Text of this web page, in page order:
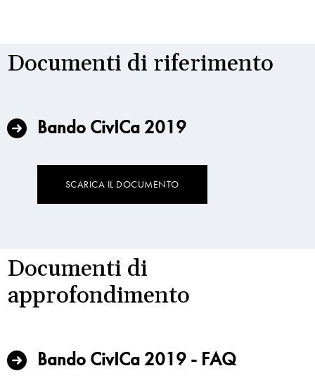
Documenti di riferimento
Bando CivICa 2019
SCARICA IL DOCUMENTO
Documenti di
approfondimento
Bando CivICa 2019 - FAQ